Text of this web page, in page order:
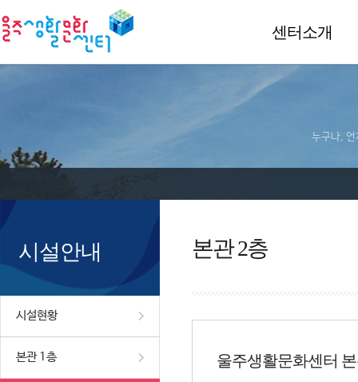
센터소개
누구나, 언
시설안내
시설현황
본관 1층
본관 2층
울주생활문화센터